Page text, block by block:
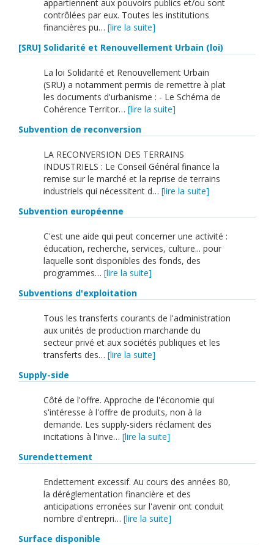
appartiennent aux pouvoirs publics et/ou sont
contrôlées par eux. Toutes les institutions
financières pu… [lire la suite]
[SRU] Solidarité et Renouvellement Urbain (loi)
La loi Solidarité et Renouvellement Urbain
(SRU) a notamment permis de remettre à plat
les documents d'urbanisme : - Le Schéma de
Cohérence Territor… [lire la suite]
Subvention de reconversion
LA RECONVERSION DES TERRAINS
INDUSTRIELS : Le Conseil Général finance la
remise sur le marché et la reprise de terrains
industriels qui nécessitent d… [lire la suite]
Subvention européenne
C'est une aide qui peut concerner une activité :
éducation, recherche, services, culture... pour
laquelle sont disponibles des fonds, des
programmes… [lire la suite]
Subventions d'exploitation
Tous les transferts courants de l'administration
aux unités de production marchande du
secteur privé et aux sociétés publiques et les
transferts des… [lire la suite]
Supply-side
Côté de l'offre. Approche de l'économie qui
s'intéresse à l'offre de produits, non à la
demande. Les supply-siders réclament des
incitations à l'inve… [lire la suite]
Surendettement
Endettement excessif. Au cours des années 80,
la déréglementation financière et des
anticipations erronées sur l'avenir ont conduit
nombre d'entrepri… [lire la suite]
Surface disponible